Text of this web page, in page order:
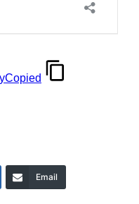
Email